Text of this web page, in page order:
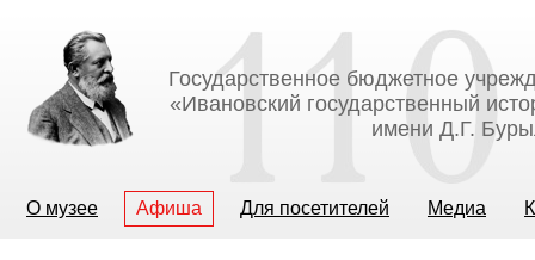
Государственное бюджетное
«Ивановский государственный
имени Д.Г.
О музее Афиша Для посетителей Медиа